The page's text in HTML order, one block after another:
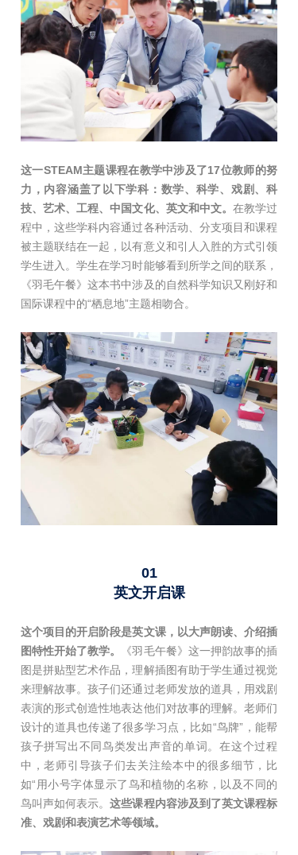
这一STEAM主题课程在教学中涉及了17位教师的努
力，内容涵盖了以下学科：数学、科学、戏剧、科
技、艺术、工程、中国文化、英文和中文。 在教学过
程中，这些学科内容通过各种活动、分支项目和课程
被主题联结在一起，以有意义和引人入胜的方式引领
学生进入。学生在学习时能够看到所学之间的联系，
《羽毛午餐》这本书中涉及的自然科学知识又刚好和
国际课程中的“栖息地”主题相吻合。
01
英文开启课
这个项目的开启阶段是英文课，以大声朗读、介绍插
图特性开始了教学。
《羽毛午餐》这一押韵故事的插
图是拼贴型艺术作品，理解插图有助于学生通过视觉
来理解故事。孩子们还通过老师发放的道具，用戏剧
表演的形式创造性地表达他们对故事的理解。老师们
设计的道具也传递了很多学习点，比如“鸟牌”，能帮
孩子拼写出不同鸟类发出声音的单词。在这个过程
中，老师引导孩子们去关注绘本中的很多细节，比
如“用小号字体显示了鸟和植物的名称，以及不同的
鸟叫声如何表示。这些课程内容涉及到了英文课程标
准、戏剧和表演艺术等领域。